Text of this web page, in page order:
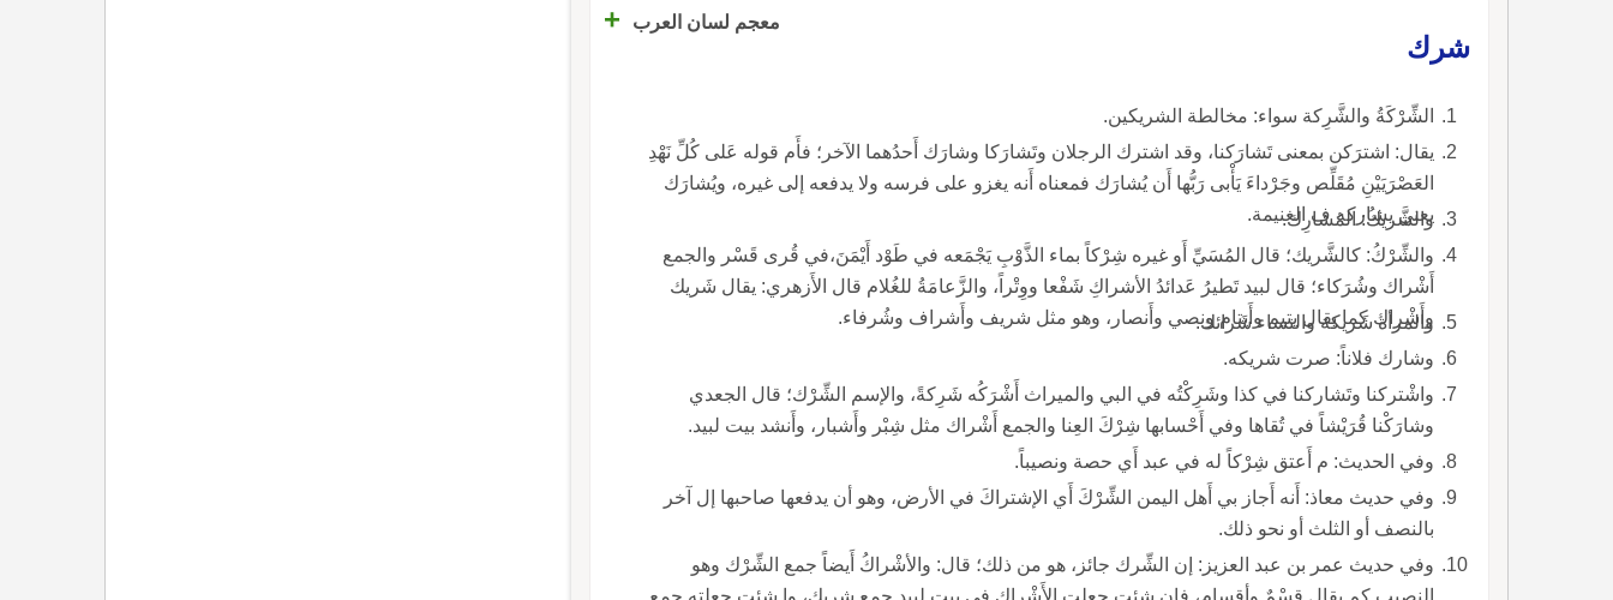
معجم لسان العرب
+
شرك
الشِّرْكَةُ والشَّرِكة سواء: مخالطة الشريكين.
يقال: اشترَكن بمعنى تَشارَكنا، وقد اشترك الرجلان وتَشارَكا وشارَك أَحدُهما الآخر؛ فأَم قوله عَلى كُلِّ نَهْدِ
العَصْرَيَيْنِ مُقَلِّص وجَرْداءَ يَأْبى رَبُّها أَن يُشارَك فمعناه أَنه يغزو على فرسه ولا يدفعه إلى غيره، ويُشارَك
يعني يشاركه ف الغنيمة.
والشَّريكُ: المُشارِك.
والشِّرْكُ: كالشَّريك؛ قال المُسَيِّ أَو غيره شِرْكاً بماء الذَّوْبِ يَجْمَعه في طَوْد أَيْمَنَ،في قُرى قَسْر والجمع
أَشْراك وشُرَكاء؛ قال لبيد تَطيرُ عَدائدُ الأشراكِ شَفْعا ووِتْراً، والزَّعامَةُ للغُلام قال الأَزهري: يقال شَريك
وأَشْراك كما يقال يتيم وأَيتام ونصي وأَنصار، وهو مثل شريف وأَشراف وشُرفاء.
والمرأة شَريكة والنساء شَرائك.
وشارك فلاناً: صرت شريكه.
واشْتركنا وتَشاركنا في كذا وشَرِكْتُه في البي والميراث أَشْرَكُه شَرِكةً، والإسم الشِّرْك؛ قال الجعدي
وشارَكْنا قُرَيْشاً في تُقاها وفي أَحْسابها شِرْكَ العِنا والجمع أَشْراك مثل شِبْر وأَشبار، وأَنشد بيت لبيد.
وفي الحديث: م أَعتق شِرْكاً له في عبد أَي حصة ونصيباً.
وفي حديث معاذ: أَنه أَجاز بي أَهل اليمن الشِّرْكَ أَي الإشتراكَ في الأرض، وهو أن يدفعها صاحبها إل آخر
بالنصف أو الثلث أو نحو ذلك.
وفي حديث عمر بن عبد العزيز: إن الشِّرك جائز، هو من ذلك؛ قال: والأشْراكُ أَيضاً جمع الشِّرْك وهو
النصيب كم يقال قِسْمٌ وأقسام، فإن شئت جعلت الأَشْراك في بيت لبيد جمع شريك، وإ شئت جعلته جمع